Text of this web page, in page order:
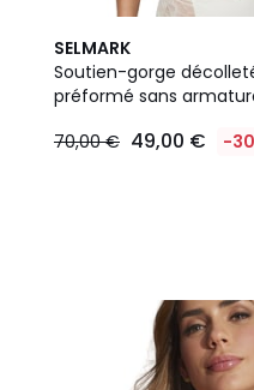
SELMARK
Soutien-gorge
préformé sans
70,00 € 49,00 € -